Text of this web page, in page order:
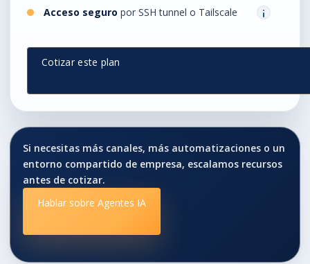
Acceso seguro por SSH tunnel o Tailscale
Cotizar este plan
Si necesitas más canales, más automatizaciones o un
entorno compartido de empresa, escalamos recursos
antes de cotizar.
Hablar sobre Agentes IA